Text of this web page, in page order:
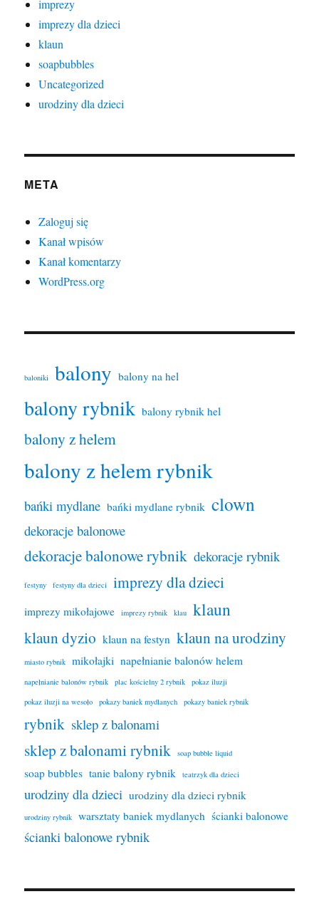
imprezy
imprezy dla dzieci
klaun
soapbubbles
Uncategorized
urodziny dla dzieci
META
Zaloguj się
Kanał wpisów
Kanał komentarzy
WordPress.org
baloniki balony balony na hel
balony rybnik balony rybnik hel
balony z helem
balony z helem rybnik
bańki mydlane bańki mydlane rybnik clown
dekoracje balonowe
dekoracje balonowe rybnik dekoracje rybnik
festyny festyny dla dzieci imprezy dla dzieci
imprezy mikołajowe imprezy rybnik klau klaun
klaun dyzio klaun na festyn klaun na urodziny
miasto rybnik mikołajki napełnianie balonów helem
napełnianie balonów rybnik plac kościelny 2 rybnik
pokaz iluzji
pokaz iluzji na wesoło
pokazy baniek mydlanych pokazy baniek rybnik
rybnik sklep z balonami
sklep z balonami rybnik soap bubble liquid
soap bubbles tanie balony rybnik teatrzyk dla dzieci
urodziny dla dzieci urodziny dla dzieci rybnik
urodziny rybnik warsztaty baniek mydlanych ścianki balonowe
ścianki balonowe rybnik